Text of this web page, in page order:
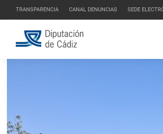
TRANSPARENCIA CANAL DENUNCIAS SEDE